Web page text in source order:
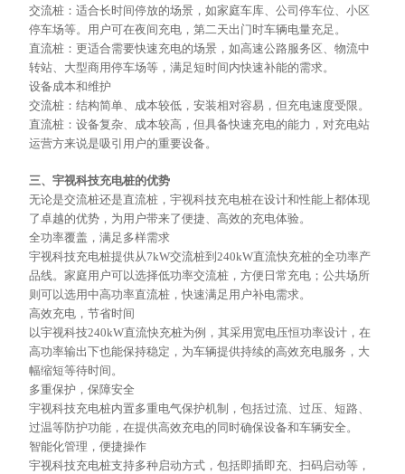
交流桩：适合长时间停放的场景，如家庭车库、公司停车位、小区
停车场等。用户可在夜间充电，第二天出门时车辆电量充足。
直流桩：更适合需要快速充电的场景，如高速公路服务区、物流中
转站、大型商用停车场等，满足短时间内快速补能的需求。
设备成本和维护
交流桩：结构简单、成本较低，安装相对容易，但充电速度受限。
直流桩：设备复杂、成本较高，但具备快速充电的能力，对充电站
运营方来说是吸引用户的重要设备。
三、宇视科技充电桩的优势
无论是交流桩还是直流桩，宇视科技充电桩在设计和性能上都体现
了卓越的优势，为用户带来了便捷、高效的充电体验。
全功率覆盖，满足多样需求
宇视科技充电桩提供从7kW交流桩到240kW直流快充桩的全功率产
品线。家庭用户可以选择低功率交流桩，方便日常充电；公共场所
则可以选用中高功率直流桩，快速满足用户补电需求。
高效充电，节省时间
以宇视科技240kW直流快充桩为例，其采用宽电压恒功率设计，在
高功率输出下也能保持稳定，为车辆提供持续的高效充电服务，大
幅缩短等待时间。
多重保护，保障安全
宇视科技充电桩内置多重电气保护机制，包括过流、过压、短路、
过温等防护功能，在提供高效充电的同时确保设备和车辆安全。
智能化管理，便捷操作
宇视科技充电桩支持多种启动方式，包括即插即充、扫码启动等，